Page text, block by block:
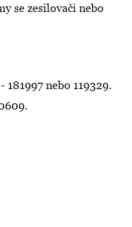
se zesilovači nebo
nebo 119329.